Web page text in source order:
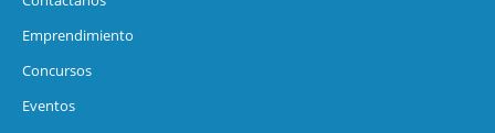
Emprendimiento
Concursos
Eventos